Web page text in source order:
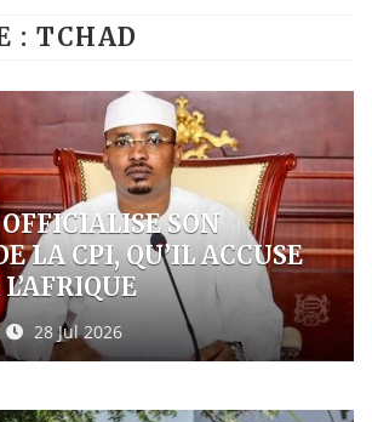
Tunisie : la
Ceuta :
: TCHAD
NOMMÉE
: L’EUROPE
FUSIL D’ÉPAULE DANS
25 Jul 2026